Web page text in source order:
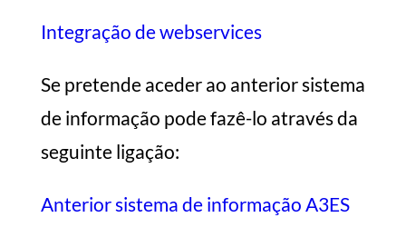
Integração de webservices
Se pretende aceder ao anterior sistema
de informação pode fazê-lo através da
seguinte ligação:
Anterior sistema de informação A3ES